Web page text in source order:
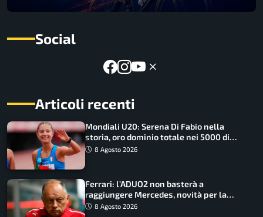
Social
Articoli recenti
Mondiali U20: Serena Di Fabio nella
storia, oro dominio totale nei 5000 di
marcia
8 Agosto 2026
Ferrari: l’ADUO2 non basterà a
raggiungere Mercedes, novità per la
Macarena
8 Agosto 2026